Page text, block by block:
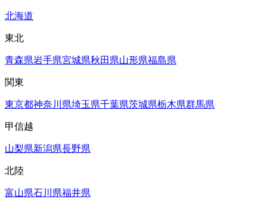
北海道
東北
青森県岩手県宮城県秋田県山形県福島県
関東
東京都神奈川県埼玉県千葉県茨城県栃木県群馬県
甲信越
山梨県新潟県長野県
北陸
富山県石川県福井県